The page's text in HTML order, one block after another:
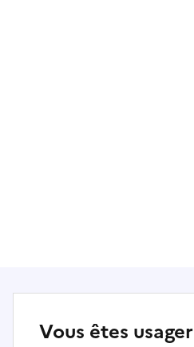
Vous êtes usager